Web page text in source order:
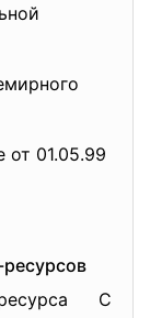
от 01.05.99